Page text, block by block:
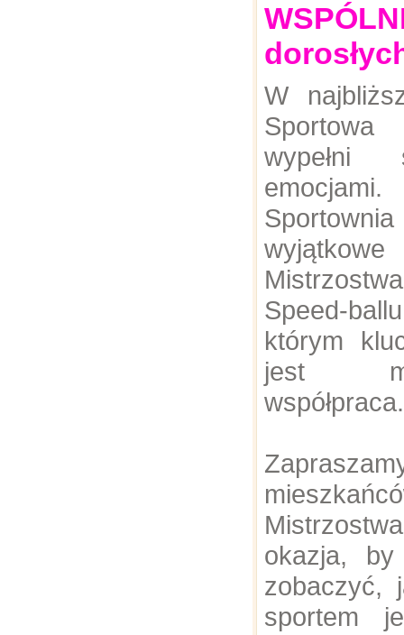
W
wypełni
Speed-
którym
jest
współpraca.
okazja,
zobaczyć,
sportem